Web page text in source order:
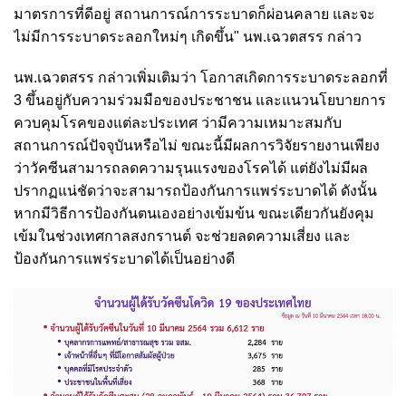
มาตรการที่ดีอยู่ สถานการณ์การระบาดก็ผ่อนคลาย และจะ
ไม่มีการระบาดระลอกใหม่ๆ เกิดขึ้น" นพ.เฉวตสรร กล่าว
นพ.เฉวตสรร กล่าวเพิ่มเติมว่า โอกาสเกิดการระบาดระลอกที่
3 ขึ้นอยู่กับความร่วมมือของประชาชน และแนวนโยบายการ
ควบคุมโรคของแต่ละประเทศ ว่ามีความเหมาะสมกับ
สถานการณ์ปัจจุบันหรือไม่ ขณะนี้มีผลการวิจัยรายงานเพียง
ว่าวัคซีนสามารถลดความรุนแรงของโรคได้ แต่ยังไม่มีผล
ปรากฏแน่ชัดว่าจะสามารถป้องกันการแพร่ระบาดได้ ดังนั้น
หากมีวิธีการป้องกันตนเองอย่างเข้มข้น ขณะเดียวกันยังคุม
เข้มในช่วงเทศกาลสงกรานต์ จะช่วยลดความเสี่ยง และ
ป้องกันการแพร่ระบาดได้เป็นอย่างดี